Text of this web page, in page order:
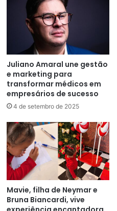
Juliano Amaral une gestão
e marketing para
transformar médicos em
empresários de sucesso
4 de setembro de 2025
Mavie, filha de Neymar e
Bruna Biancardi, vive